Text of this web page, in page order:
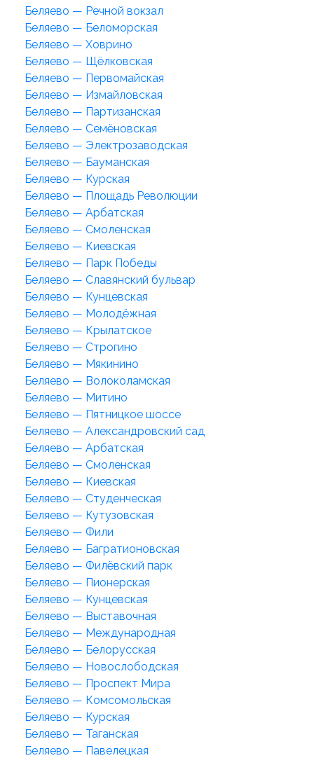
Беляево — Речной вокзал
Беляево — Беломорская
Беляево — Ховрино
Беляево — Щёлковская
Беляево — Первомайская
Беляево — Измайловская
Беляево — Партизанская
Беляево — Семёновская
Беляево — Электрозаводская
Беляево — Бауманская
Беляево — Курская
Беляево — Площадь Революции
Беляево — Арбатская
Беляево — Смоленская
Беляево — Киевская
Беляево — Парк Победы
Беляево — Славянский бульвар
Беляево — Кунцевская
Беляево — Молодёжная
Беляево — Крылатское
Беляево — Строгино
Беляево — Мякинино
Беляево — Волоколамская
Беляево — Митино
Беляево — Пятницкое шоссе
Беляево — Александровский сад
Беляево — Арбатская
Беляево — Смоленская
Беляево — Киевская
Беляево — Студенческая
Беляево — Кутузовская
Беляево — Фили
Беляево — Багратионовская
Беляево — Филёвский парк
Беляево — Пионерская
Беляево — Кунцевская
Беляево — Выставочная
Беляево — Международная
Беляево — Белорусская
Беляево — Новослободская
Беляево — Проспект Мира
Беляево — Комсомольская
Беляево — Курская
Беляево — Таганская
Беляево — Павелецкая